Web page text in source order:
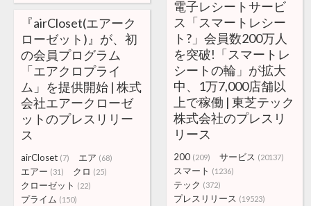
電子レシートサービ
ス「スマートレシー
ト?」会員数200万人
を突破!「スマートレ
シートの輪」が拡大
中、1万7,000店舗以
上で稼働 | 東芝テック
株式会社のプレスリ
リース
200 (209) サービス (20137)
スマート (1236)
テック (372)
プレスリリース (19523)
『airCloset(エアーク
ローゼット)』が、初
の会員プログラム
「エアクロプライ
ム」を提供開始 | 株式
会社エアークローゼ
ットのプレスリリー
ス
airCloset (7) エア (68)
エアー (31) クロ (25)
クローゼット (22)
プライム (150)